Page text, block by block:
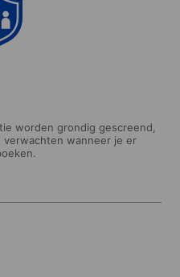
worden grondig gescreend,
wanneer je er